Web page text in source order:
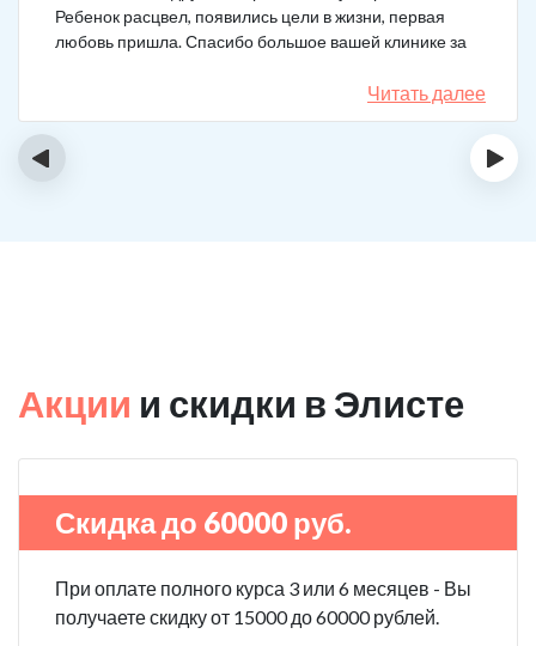
Ребенок расцвел, появились цели в жизни, первая
любовь пришла. Спасибо большое вашей клинике за
Читать далее
‹ ›
Акции и скидки в Элисте
Скидка до 60000 руб.
При оплате полного курса 3 или 6 месяцев - Вы
получаете скидку от 15000 до 60000 рублей.